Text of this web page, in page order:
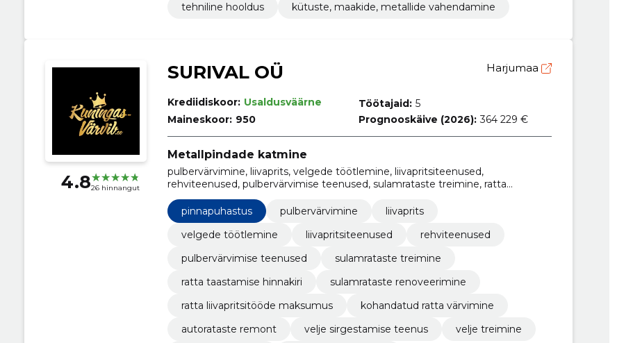
tehniline hooldus
kütuste, maakide, metallide vahendamine
4.826 hinnangut
SURIVAL OÜ Harjumaa
Krediidiskoor: Usaldusväärne
Maineskoor: 950
Töötajaid: 5
Prognooskäive (2026): 364 229 €
Metallpindade katmine
pulbervärvimine, liivaprits, velgede töötlemine, liivapritsiteenused,
rehviteenused, pulbervärvimise teenused, sulamrataste treimine, ratta
taastamise hinnakiri, sulamrataste renoveerimine, ratta liivapritsitööde
maksumus
pinnapuhastus pulbervärvimine
liivaprits
velgede töötlemine
liivapritsiteenused
rehviteenused
pulbervärvimise teenused
sulamrataste treimine
ratta taastamise hinnakiri
sulamrataste renoveerimine
ratta liivapritsitööde maksumus
kohandatud ratta värvimine
autorataste remont
velje sirgestamise teenus
velje treimine